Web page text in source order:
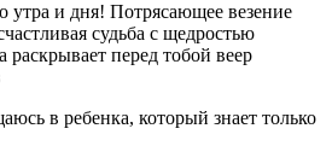
утра и дня! Потрясающее везение
судьба с щедростью
раскрывает перед тобой веер
в ребенка, который знает только